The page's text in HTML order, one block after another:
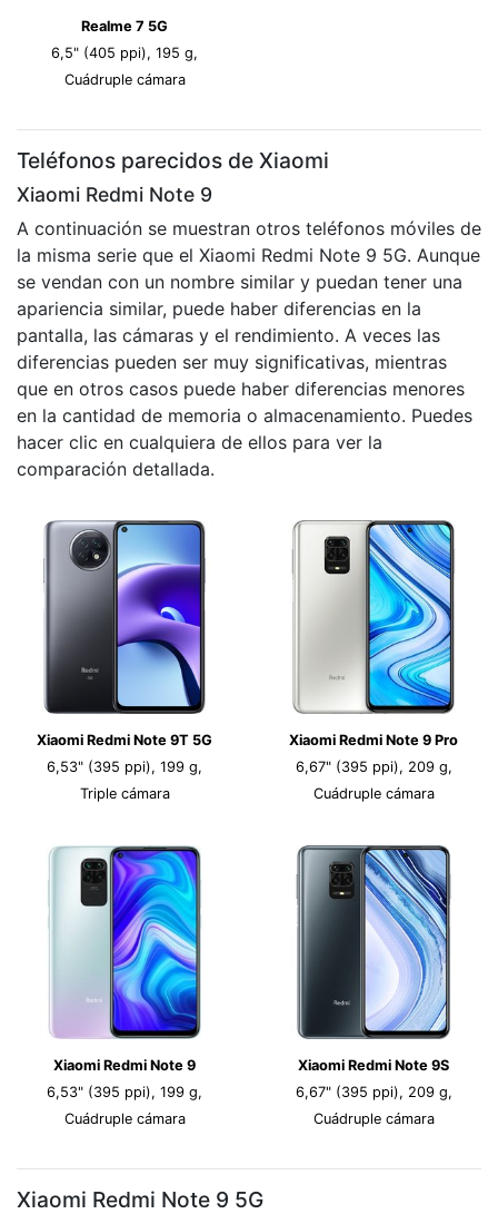
Realme 7 5G
6,5" (405 ppi), 195 g,
Cuádruple cámara
Teléfonos parecidos de Xiaomi
Xiaomi Redmi Note 9
A continuación se muestran otros teléfonos móviles de
la misma serie que el Xiaomi Redmi Note 9 5G. Aunque
se vendan con un nombre similar y puedan tener una
apariencia similar, puede haber diferencias en la
pantalla, las cámaras y el rendimiento. A veces las
diferencias pueden ser muy significativas, mientras
que en otros casos puede haber diferencias menores
en la cantidad de memoria o almacenamiento. Puedes
hacer clic en cualquiera de ellos para ver la
comparación detallada.
Xiaomi Redmi Note 9T 5G
6,53" (395 ppi), 199 g,
Triple cámara
Xiaomi Redmi Note 9 Pro
6,67" (395 ppi), 209 g,
Cuádruple cámara
Xiaomi Redmi Note 9
6,53" (395 ppi), 199 g,
Cuádruple cámara
Xiaomi Redmi Note 9S
6,67" (395 ppi), 209 g,
Cuádruple cámara
Xiaomi Redmi Note 9 5G